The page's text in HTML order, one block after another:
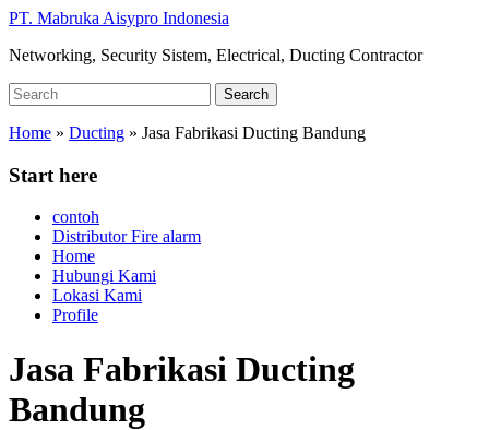
Skip
main
PT. Mabruka Aisypro Indonesia
Networking, Security Sistem, Electrical, Ducting Contractor
Search
for:
Search
Home » Ducting » Jasa Fabrikasi Ducting Bandung
Start here
contoh
Distributor Fire alarm
Home
Hubungi Kami
Lokasi Kami
Profile
Jasa Fabrikasi Ducting
Bandung